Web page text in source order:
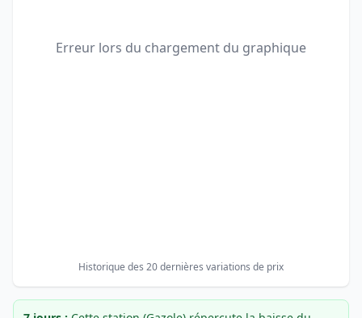
Erreur lors du chargement du graphique
Historique des 20 dernières variations de prix